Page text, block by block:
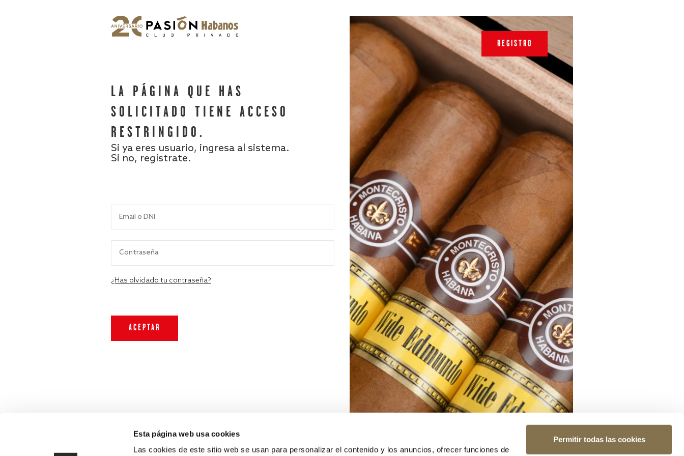
Esta página web usa cookies
Las cookies de este sitio web se usan para personalizar el contenido y los anuncios, ofrecer funciones de
Permitir todas las cookies
LA PÁGINA QUE HAS
SOLICITADO TIENE ACCESO
RESTRINGIDO.
Si ya eres usuario, ingresa al sistema.
Si no, regístrate.
¿Has olvidado tu contraseña?
REGISTRO